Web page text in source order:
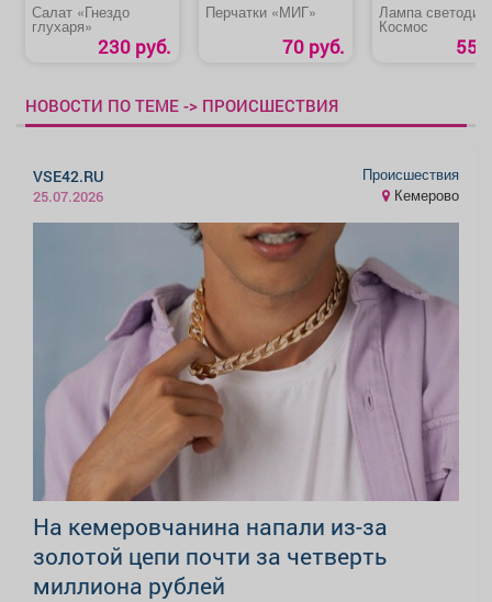
Салат «Гнездо
глухаря»
230 руб.
Перчатки «МИГ»
70 руб.
Лампа
Космос
55
НОВОСТИ ПО ТЕМЕ -> ПРОИСШЕСТВИЯ
VSE42.RU
25.07.2026
Происшествия
Кемерово
На кемеровчанина напали из-за
золотой цепи почти за четверть
миллиона рублей